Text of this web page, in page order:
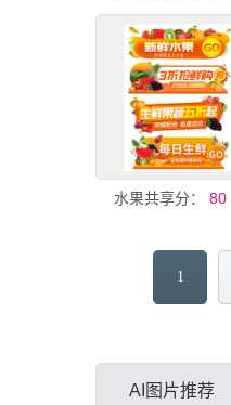
水果促销
共享分： 80
1
AI图片推荐